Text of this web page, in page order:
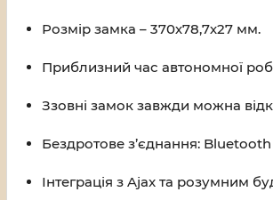
Розмір замка – 370х78,7х27 мм.
Приблизний час автономної
Ззовні замок завжди можна
Бездротове з’єднання:
Інтеграція з Ajax та розумним